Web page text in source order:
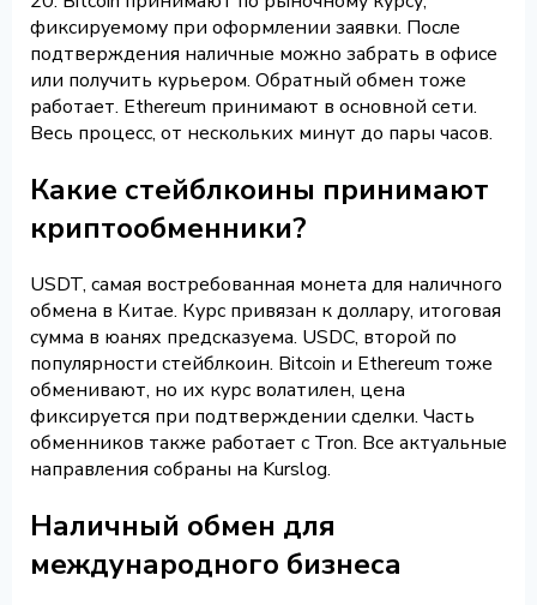
фиксируемому при оформлении заявки. После
подтверждения наличные можно забрать в офисе
или получить курьером. Обратный обмен тоже
работает. Ethereum принимают в основной сети.
Весь процесс, от нескольких минут до пары часов.
Какие стейблкоины принимают
криптообменники?
USDT, самая востребованная монета для наличного
обмена в Китае. Курс привязан к доллару, итоговая
сумма в юанях предсказуема. USDC, второй по
популярности стейблкоин. Bitcoin и Ethereum тоже
обменивают, но их курс волатилен, цена
фиксируется при подтверждении сделки. Часть
обменников также работает с Tron. Все актуальные
направления собраны на Kurslog.
Наличный обмен для
международного бизнеса